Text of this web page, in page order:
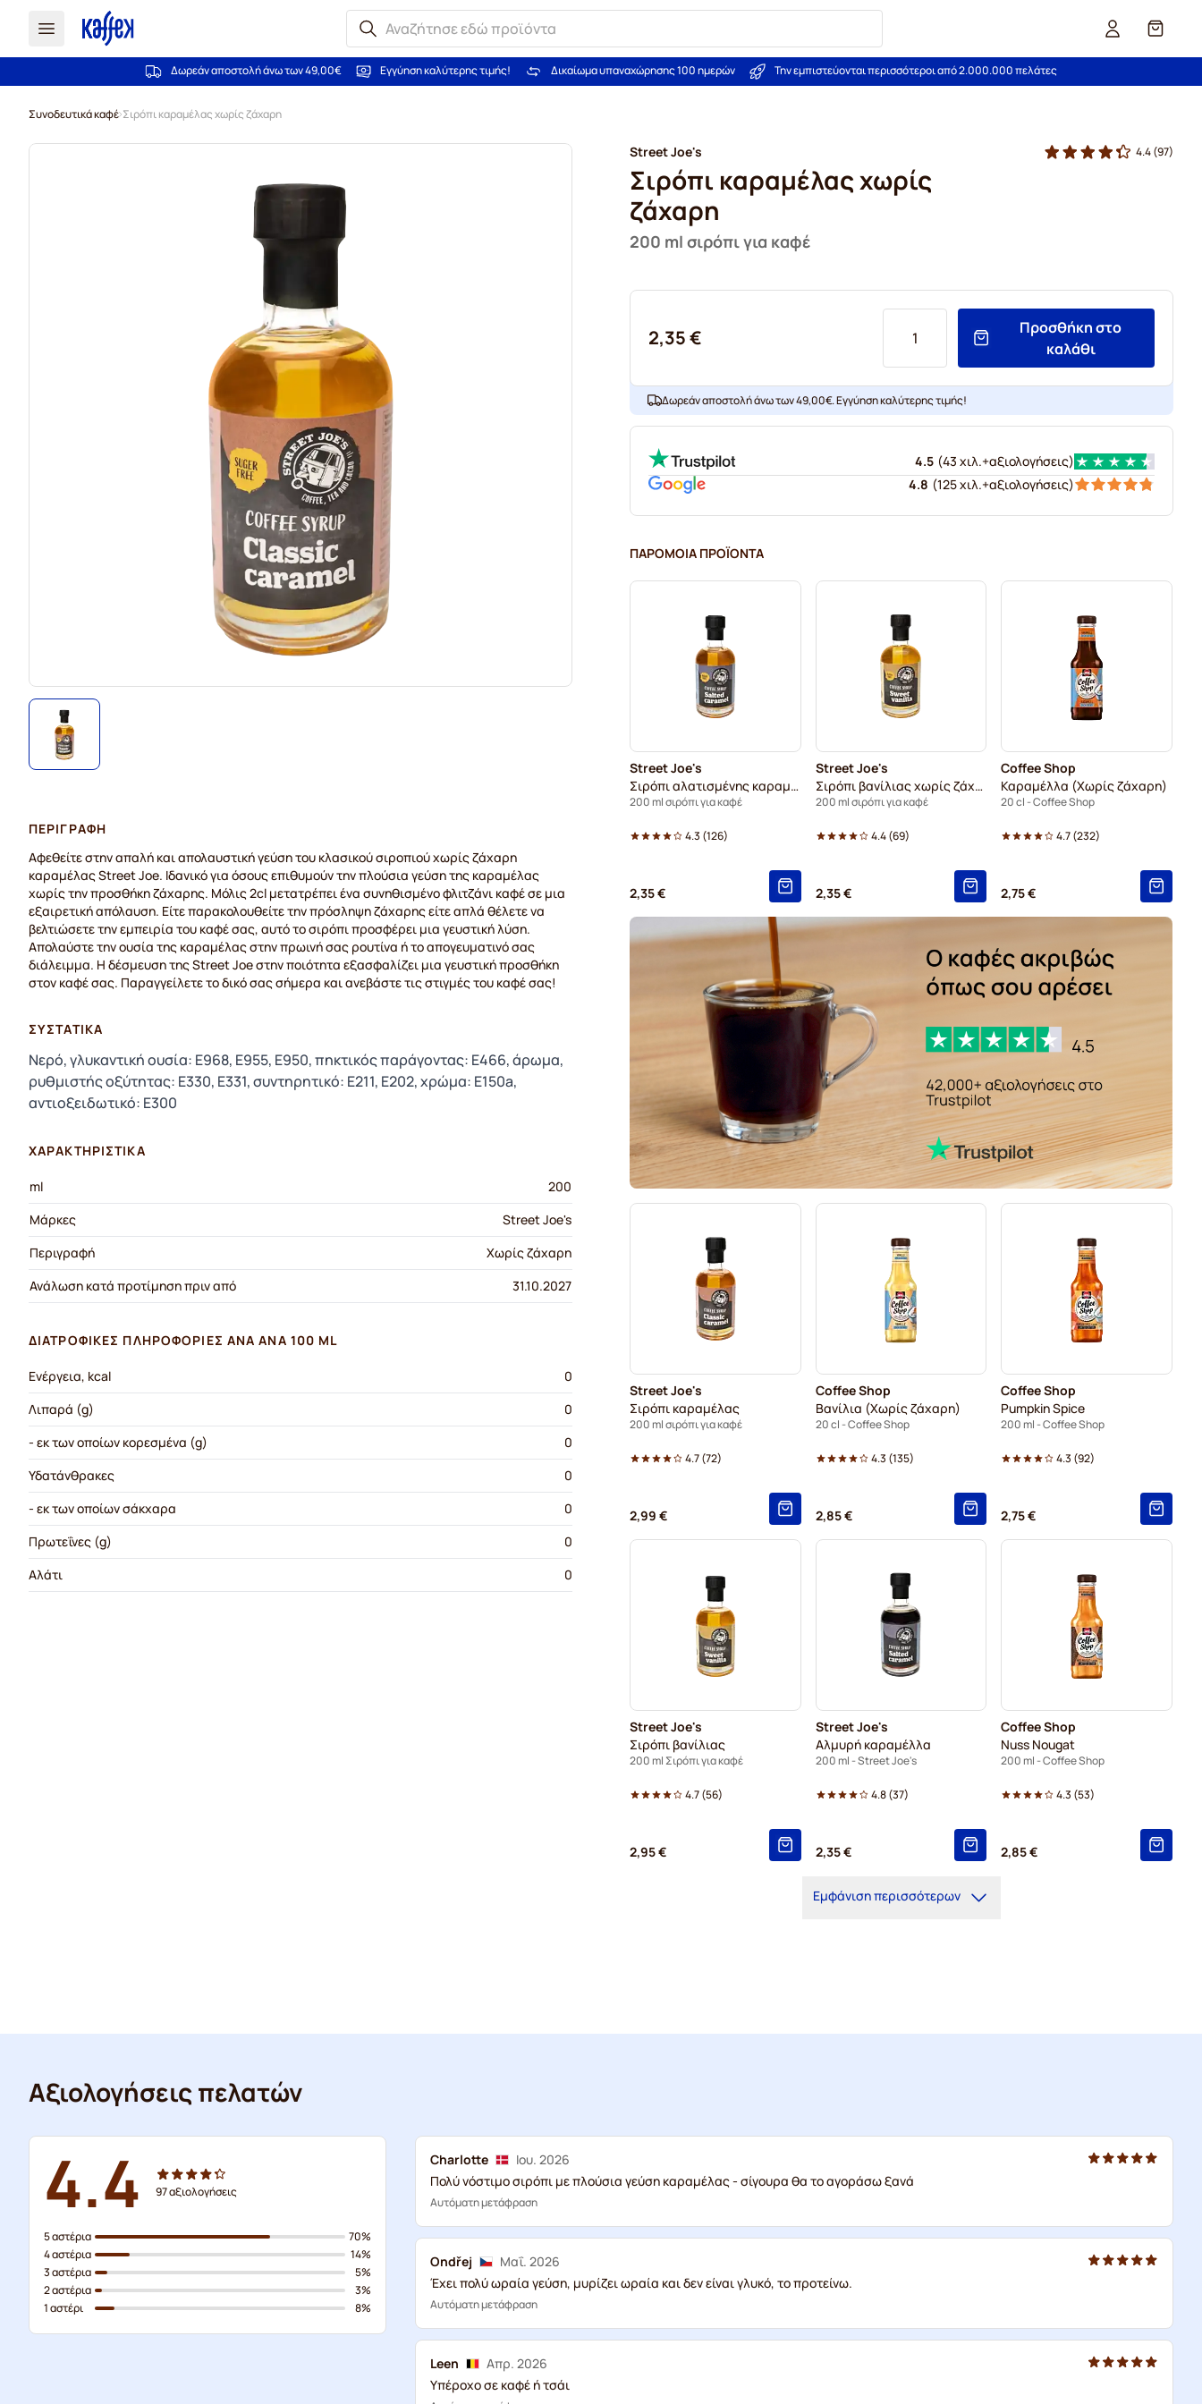
Καλάθι
Δωρεάν αποστολή άνω των 49,00€ Εγγύηση καλύτερης τιμής! Δικαίωμα υπαναχώρησης 100 ημερών Την εμπιστεύονται περισσότεροι από 2.000.000 πελάτες
Συνοδευτικά καφέ Σιρόπι καραμέλας χωρίς ζάχαρη
Street Joe's
Σιρόπι καραμέλας χωρίς
ζάχαρη
200 ml σιρόπι για καφέ
4.4(97)
2,35 €
Προσθήκη στο
καλάθι
Δωρεάν αποστολή άνω των 49,00€. Εγγύηση καλύτερης τιμής!
4.5 (43 χιλ.+αξιολογήσεις)
4.8 (125 χιλ.+αξιολογήσεις)
ΠΑΡΌΜΟΙΑ ΠΡΟΪΌΝΤΑ
Street Joe's
Σιρόπι αλατισμένης καραμέλας χωρίς ζάχαρη
200 ml σιρόπι για καφέ
4.3 (126)
2,35 €
Street Joe's
Σιρόπι βανίλιας χωρίς ζάχαρη
200 ml σιρόπι για καφέ
4.4(69)
2,35 €
Coffee Shop
Καραμέλλα (Χωρίς ζάχαρη)
20 cl - Coffee Shop
4.7(232)
2,75 €
Street Joe's
Σιρόπι καραμέλας
200 ml σιρόπι για καφέ
4.7(72)
2,99 €
Coffee Shop
Βανίλια (Χωρίς ζάχαρη)
20 cl - Coffee Shop
4.3 (135)
2,85 €
Coffee Shop
Pumpkin Spice
200 ml - Coffee Shop
4.3 (92)
2,75 €
Street Joe's
Σιρόπι βανίλιας
200 ml Σιρόπι για καφέ
4.7(56)
2,95 €
Street Joe's
Αλμυρή καραμέλλα
200 ml - Street Joe's
4.8(37)
2,35 €
Coffee Shop
Nuss Nougat
200 ml - Coffee Shop
4.3 (53)
2,85 €
Εμφάνιση περισσότερων
ΠΕΡΙΓΡΑΦΉ
Αφεθείτε στην απαλή και απολαυστική γεύση του κλασικού σιροπιού χωρίς ζάχαρη
καραμέλας Street Joe. Ιδανικό για όσους επιθυμούν την πλούσια γεύση της καραμέλας
χωρίς την προσθήκη ζάχαρης. Μόλις 2cl μετατρέπει ένα συνηθισμένο φλιτζάνι καφέ σε μια
εξαιρετική απόλαυση. Είτε παρακολουθείτε την πρόσληψη ζάχαρης είτε απλά θέλετε να
βελτιώσετε την εμπειρία του καφέ σας, αυτό το σιρόπι προσφέρει μια γευστική λύση.
Απολαύστε την ουσία της καραμέλας στην πρωινή σας ρουτίνα ή το απογευματινό σας
διάλειμμα. Η δέσμευση της Street Joe στην ποιότητα εξασφαλίζει μια γευστική προσθήκη
στον καφέ σας. Παραγγείλετε το δικό σας σήμερα και ανεβάστε τις στιγμές του καφέ σας!
ΣΥΣΤΑΤΙΚΆ
Νερό, γλυκαντική ουσία: E968, E955, E950, πηκτικός παράγοντας: E466, άρωμα,
ρυθμιστής οξύτητας: E330, E331, συντηρητικό: E211, E202, χρώμα: E150a,
αντιοξειδωτικό: E300
ΧΑΡΑΚΤΗΡΙΣΤΙΚΆ
ml
200
Μάρκες
Street Joe's
Περιγραφή
Χωρίς ζάχαρη
Ανάλωση κατά προτίμηση πριν από
31.10.2027
ΔΙΑΤΡΟΦΙΚΈΣ ΠΛΗΡΟΦΟΡΊΕΣ ΑΝΆ ΑΝΆ 100 ML
Ενέργεια, kcal
0
Λιπαρά (g)
0
- εκ των οποίων κορεσμένα (g)
0
Υδατάνθρακες
0
- εκ των οποίων σάκχαρα
0
Πρωτεΐνες (g)
0
Αλάτι
0
Αξιολογήσεις πελατών
4.4 97αξιολογήσεις
5 αστέρια
4 αστέρια
3 αστέρια
2 αστέρια
1 αστέρι
70%
14%
5%
3%
8%
Charlotte
Ιου. 2026
Πολύ νόστιμο σιρόπι με πλούσια γεύση καραμέλας - σίγουρα θα το αγοράσω ξανά
Αυτόματη μετάφραση
Ondřej
Μαΐ. 2026
Έχει πολύ ωραία γεύση, μυρίζει ωραία και δεν είναι γλυκό, το προτείνω.
Αυτόματη μετάφραση
Leen
Απρ. 2026
Υπέροχο σε καφέ ή τσάι